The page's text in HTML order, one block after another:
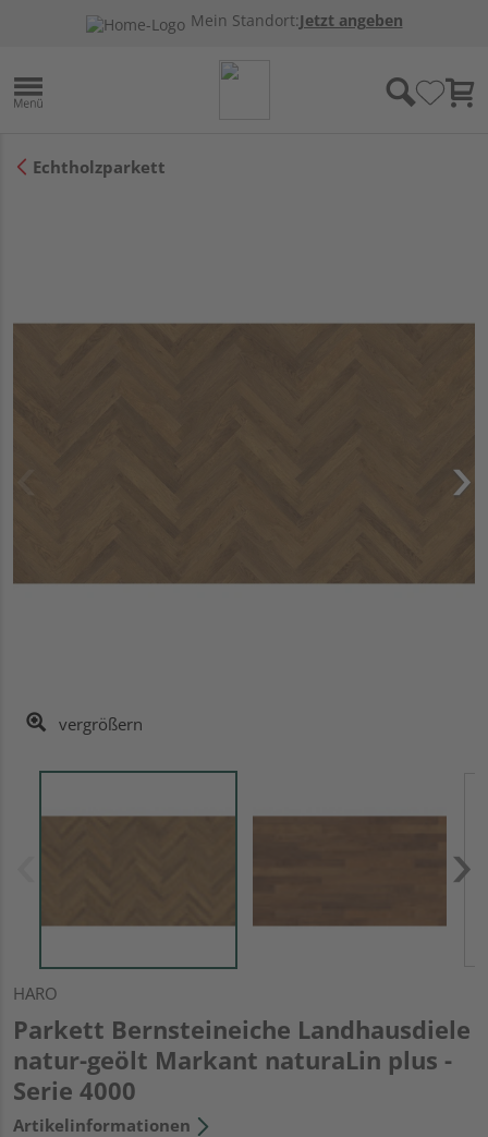
Mein Standort:Jetzt angeben
Echtholzparkett
vergrößern
HARO
Parkett Bernsteineiche Landhausdiele
natur-geölt Markant naturaLin plus -
Serie 4000
Artikelinformationen